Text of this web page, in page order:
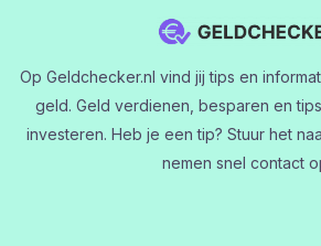
Op Geldchecker.nl vind jij tips en
geld. Geld verdienen, besparen en
investeren. Heb je een tip? Stuur het
nemen snel contact